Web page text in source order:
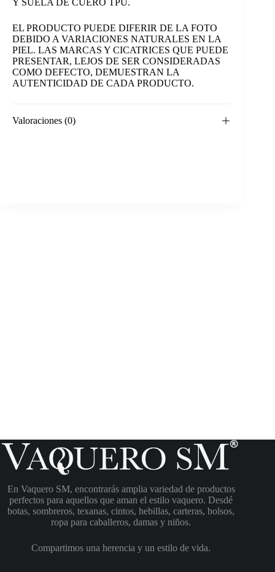
EL PRODUCTO PUEDE DIFERIR DE LA FOTO
DEBIDO A VARIACIONES NATURALES EN LA
PIEL. LAS MARCAS Y CICATRICES QUE PUEDE
PRESENTAR, LEJOS DE SER CONSIDERADAS
COMO DEFECTO, DEMUESTRAN LA
AUTENTICIDAD DE CADA PRODUCTO.
Valoraciones (0)
En Vaquero SM, encontrarás amplia variedad de productos
perfectos para aquellos que aman el estilo vaquero. Desdé
botas, sombreros, texanas, cintos, hebillas, carteras, bolsos,
ropa para caballeros, damas y niños.
Compartimos una herencia y un estilo de vida.